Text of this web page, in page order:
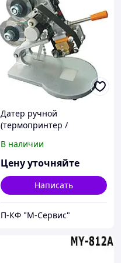
Датер ручной
(термопринтер /
В наличии
Цену уточняйте
Написать
П-КФ "М-Сервис"